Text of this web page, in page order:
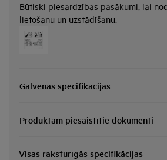
Būtiski piesardzības pasākumi, lai
lietošanu un uzstādīšanu.
Galvenās specifikācijas
Produktam piesaistītie dokumenti
Visas raksturīgās specifikācijas